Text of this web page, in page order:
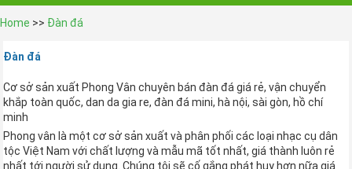
Home >> Đàn đá
Đàn đá
Cơ sở sản xuất Phong Vân chuyên bán đàn đá giá rẻ, vận chuyển
khắp toàn quốc, dan da gia re, đàn đá mini, hà nội, sài gòn, hồ chí
minh
Phong vân là một cơ sở sản xuất và phân phối các loại nhạc cụ dân
tộc Việt Nam với chất lượng và mẫu mã tốt nhất, giá thành luôn rẻ
nhất tới người sử dụng. Chúng tôi sẽ cố gắng phát huy hơn nữa giá